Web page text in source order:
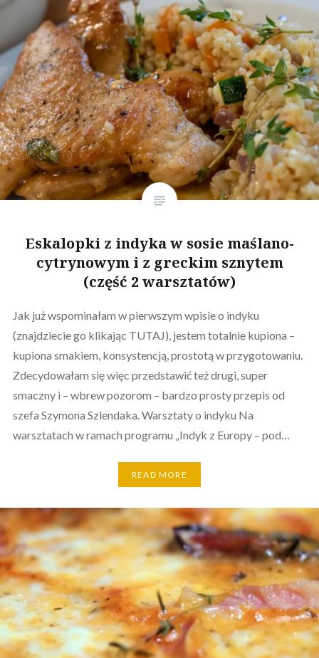
Eskalopki z indyka w sosie maślano-
cytrynowym i z greckim sznytem
(część 2 warsztatów)
Jak już wspominałam w pierwszym wpisie o indyku
(znajdziecie go klikając TUTAJ), jestem totalnie kupiona –
kupiona smakiem, konsystencją, prostotą w przygotowaniu.
Zdecydowałam się więc przedstawić też drugi, super
smaczny i – wbrew pozorom – bardzo prosty przepis od
szefa Szymona Szlendaka. Warsztaty o indyku Na
warsztatach w ramach programu „Indyk z Europy – pod…
READ MORE